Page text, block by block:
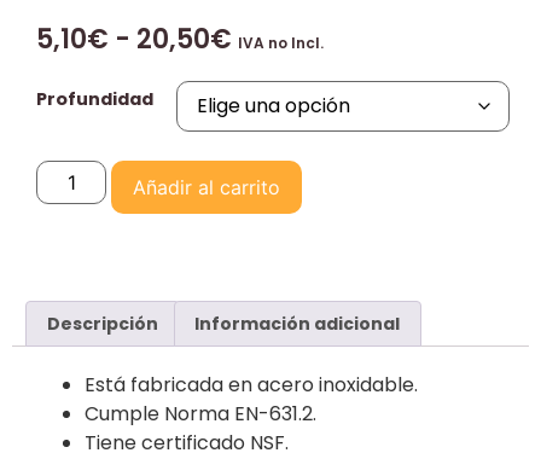
5,10€ - 20,50€ IVA no Incl.
Profundidad
Añadir al carrito
Descripción Información adicional
Está fabricada en acero inoxidable.
Cumple Norma EN-631.2.
Tiene certificado NSF.